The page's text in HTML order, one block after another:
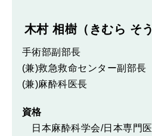
木村 相樹（きむら そう
手術部副部長
(兼)救急救命センター副部長
(兼)麻酔科医長
資格
日本麻酔科学会/日本専門医